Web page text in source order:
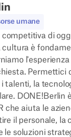
umane
competitiva di
cultura è
l'esperienza
Permettici
i talenti, la
DONE!Berlin
che aiuta le
il personale, la
le soluzioni